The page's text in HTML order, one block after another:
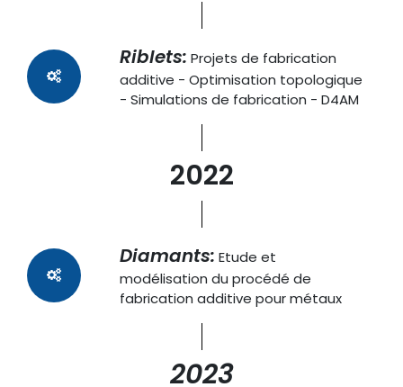
Riblets: Projets de fabrication
additive - Optimisation topologique
- Simulations de fabrication - D4AM
2022
Diamants: Etude et
modélisation du procédé de
fabrication additive pour métaux
2023